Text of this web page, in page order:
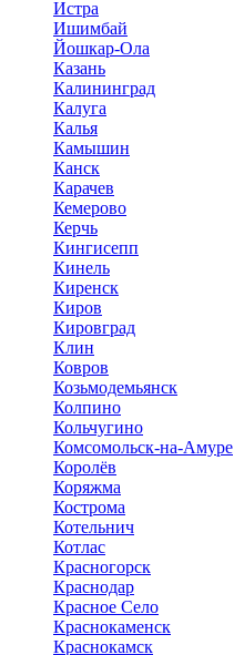
Истра
Ишимбай
Йошкар-Ола
Казань
Калининград
Калуга
Калья
Камышин
Канск
Карачев
Кемерово
Керчь
Кингисепп
Кинель
Киренск
Киров
Кировград
Клин
Ковров
Козьмодемьянск
Колпино
Кольчугино
Комсомольск-на-Амуре
Королёв
Коряжма
Кострома
Котельнич
Котлас
Красногорск
Краснодар
Красное Село
Краснокаменск
Краснокамск